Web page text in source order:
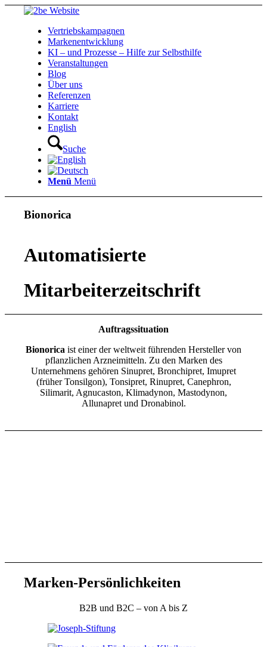
Vertriebskampagnen
Markenentwicklung
KI – und Prozesse – Hilfe zur Selbsthilfe
Veranstaltungen
Blog
Über uns
Referenzen
Karriere
Kontakt
English
Suche
Menü Menü
Bionorica
Automatisierte
Mitarbeiterzeitschrift
Auftragssituation
Bionorica ist einer der weltweit führenden Hersteller von
pflanzlichen Arzneimitteln. Zu den Marken des
Unternehmens gehören Sinupret, Bronchipret, Imupret
(früher Tonsilgon), Tonsipret, Rinupret, Canephron,
Silimarit, Agnucaston, Klimadynon, Mastodynon,
Allunapret und Dronabinol.
Marken-Persönlichkeiten
B2B und B2C – von A bis Z